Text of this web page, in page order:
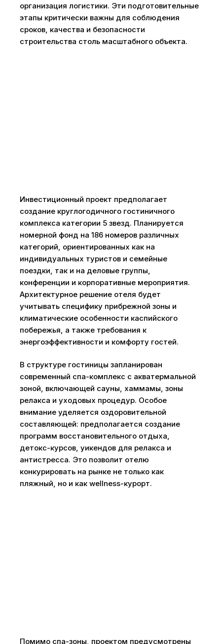
организация логистики. Эти подготовительные
этапы критически важны для соблюдения
сроков, качества и безопасности
строительства столь масштабного объекта.
Инвестиционный проект предполагает
создание круглогодичного гостиничного
комплекса категории 5 звезд. Планируется
номерной фонд на 186 номеров различных
категорий, ориентированных как на
индивидуальных туристов и семейные
поездки, так и на деловые группы,
конференции и корпоративные мероприятия.
Архитектурное решение отеля будет
учитывать специфику прибрежной зоны и
климатические особенности каспийского
побережья, а также требования к
энергоэффективности и комфорту гостей.
В структуре гостиницы запланирован
современный спа-комплекс с акватермальной
зоной, включающей сауны, хаммамы, зоны
релакса и уходовых процедур. Особое
внимание уделяется оздоровительной
составляющей: предполагается создание
программ восстановительного отдыха,
детокс-курсов, уикендов для релакса и
антистресса. Это позволит отелю
конкурировать на рынке не только как
пляжный, но и как wellness-курорт.
Помимо спа-зоны, проектом предусмотрены